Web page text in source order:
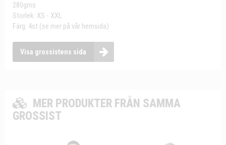
280gms
Storlek: XS - XXL
Färg: 4st (se mer på vår hemsida)
Visa grossistens sida
MER PRODUKTER FRÅN SAMMA
GROSSIST